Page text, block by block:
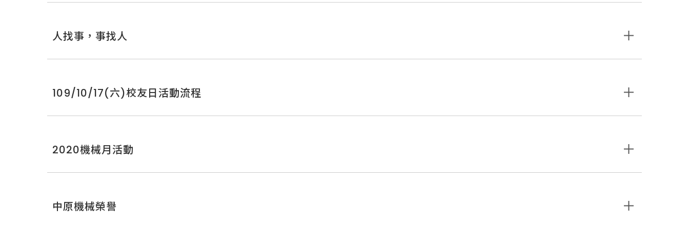
人找事，事找人
109/10/17(六)校友日活動流程
2020機械月活動
中原機械榮譽